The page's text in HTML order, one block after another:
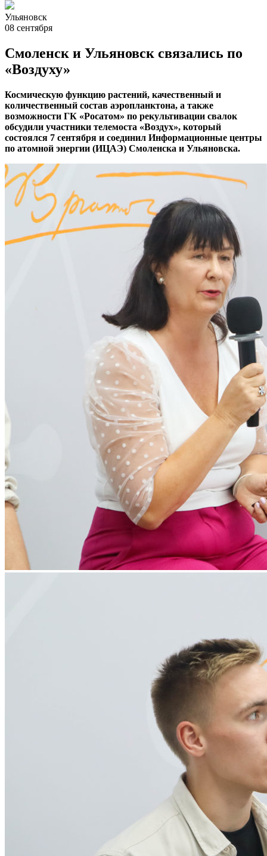
Ульяновск
08 сентября
Смоленск и Ульяновск связались по
«Воздуху»
Космическую функцию растений, качественный и
количественный состав аэропланктона, а также
возможности ГК «Росатом» по рекультивации свалок
обсудили участники телемоста «Воздух», который
состоялся 7 сентября и соединил Информационные центры
по атомной энергии (ИЦАЭ) Смоленска и Ульяновска.